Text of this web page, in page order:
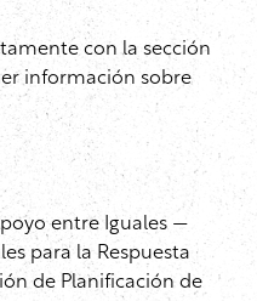
con la sección
información sobre
entre Iguales —
para la Respuesta
de Planificación de